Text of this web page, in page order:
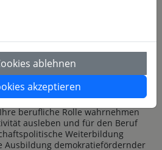
finden Sie ein breites
in Musik, Tanz und
der bildenden und
den Wochenkursen der
die größtenteils als
sind, lernen Sie Stress
für den
berufliche Rolle wahrnehmen
ausleben und für den Beruf
Weiterbildung
Ausbildung demokratiefördernder
ablehnen
akzeptieren